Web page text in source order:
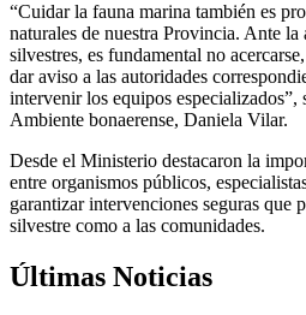
“Cuidar la fauna marina también es
naturales de nuestra Provincia. Ante la
silvestres, es fundamental no
dar aviso a las autoridades
intervenir los equipos especializados”,
Ambiente bonaerense, Daniela Vilar.
Desde el Ministerio destacaron la
entre organismos públicos,
garantizar intervenciones seguras que
silvestre como a las comunidades.
Últimas Noticias